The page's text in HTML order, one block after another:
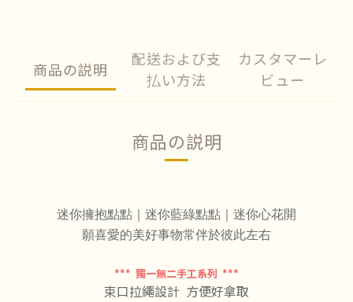
商品の説明
配送および支
払い方法
カスタマーレ
ビュー
商品の説明
迷你擁抱點點｜ 迷你藍綠點點 ｜迷你心花開
願喜愛的美好事物常伴於彼此左右
*** 獨一無二手工系列 ***
束口拉繩設計 方便好拿取